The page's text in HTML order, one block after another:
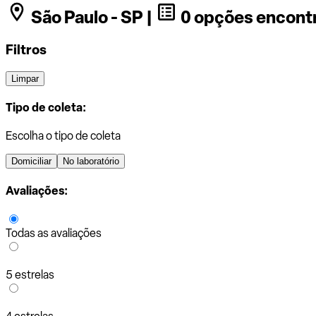
São Paulo - SP |
0 opções
Filtros
Limpar
Tipo de coleta:
Escolha o tipo de coleta
Domiciliar No laboratório
Avaliações:
Todas as avaliações
5 estrelas